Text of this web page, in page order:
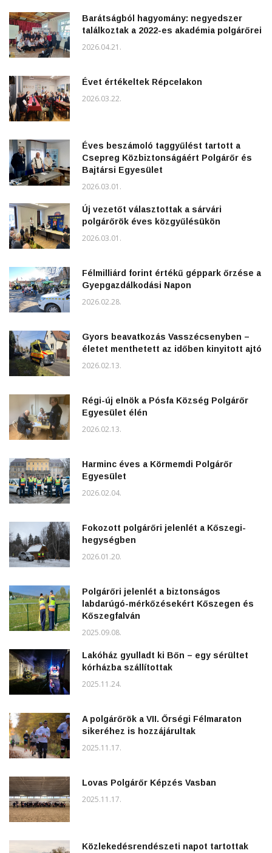
Barátságból hagyomány: negyedszer
találkoztak a 2022-es akadémia polgárőrei
2026.04.21.
Évet értékeltek Répcelakon
2026.03.22.
Éves beszámoló taggyűlést tartott a
Csepreg Közbiztonságáért Polgárőr és
Bajtársi Egyesület
2026.03.01.
Új vezetőt választottak a sárvári
polgárőrök éves közgyűlésükön
2026.03.01.
Félmilliárd forint értékű géppark őrzése a
Gyepgazdálkodási Napon
2026.02.28.
Gyors beavatkozás Vasszécsenyben –
életet menthetett az időben kinyitott ajtó
2026.02.13.
Régi-új elnök a Pósfa Község Polgárőr
Egyesület élén
2026.02.13.
Harminc éves a Körmemdi Polgárőr
Egyesület
2026.02.04.
Fokozott polgárőri jelenlét a Kőszegi-
hegységben
2026.01.20.
Polgárőri jelenlét a biztonságos
labdarúgó-mérkőzésekért Kőszegen és
Kőszegfalván
2025.09.08.
Lakóház gyulladt ki Bőn – egy sérültet
kórházba szállítottak
2025.11.24.
A polgárőrök a VII. Őrségi Félmaraton
sikeréhez is hozzájárultak
2025.11.17.
Lovas Polgárőr Képzés Vasban
2025.11.17.
Közlekedésrendészeti napot tartottak